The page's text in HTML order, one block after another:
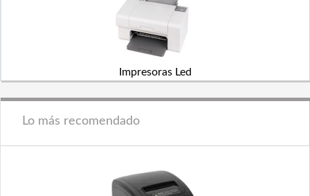
Impresoras Led
Lo más recomendado